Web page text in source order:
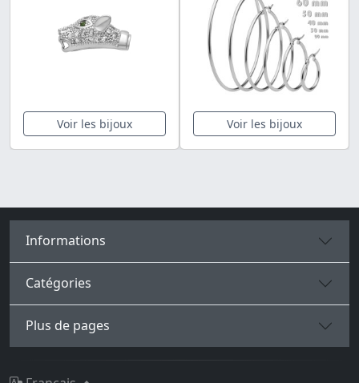
Voir les bijoux Voir les bijoux
Informations
Catégories
Plus de pages